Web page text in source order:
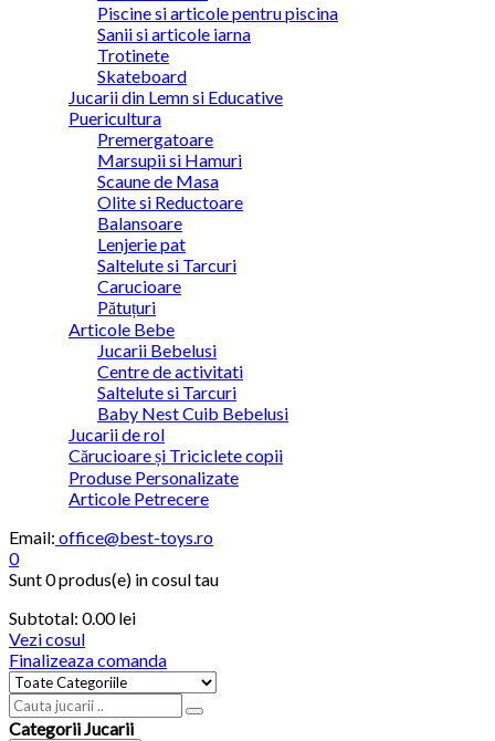
Piscine si articole pentru piscina
Sanii si articole iarna
Trotinete
Skateboard
Jucarii din Lemn si Educative
Puericultura
Premergatoare
Marsupii si Hamuri
Scaune de Masa
Olite si Reductoare
Balansoare
Lenjerie pat
Saltelute si Tarcuri
Carucioare
Pătuțuri
Articole Bebe
Jucarii Bebelusi
Centre de activitati
Saltelute si Tarcuri
Baby Nest Cuib Bebelusi
Jucarii de rol
Cărucioare și Triciclete copii
Produse Personalizate
Articole Petrecere
Email: office@best-toys.ro
0
Sunt0 produs(e) in cosul tau
Subtotal: 0.00 lei
Vezi cosul
Finalizeaza comanda
Categorii Jucarii